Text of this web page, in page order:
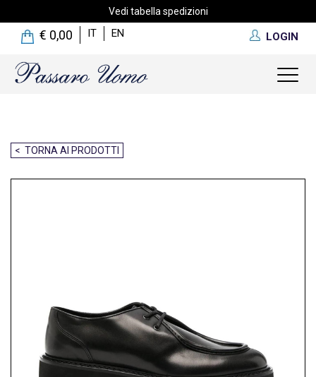
Vedi tabella spedizioni
€ 0,00 IT EN LOGIN
< TORNA AI PRODOTTI